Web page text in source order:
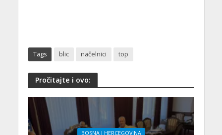
Tags blic načelnici top
Pročitajte i ovo:
BOSNA I HERCEGOVINA